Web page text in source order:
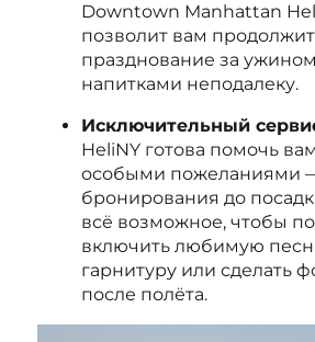
Downtown Manhattan
позволит вам
празднование за
напитками неподалеку.
Исключительный
HeliNY готова помочь
особыми пожеланиями
бронирования до
всё возможное, чтобы
включить любимую
гарнитуру или сделать
после полёта.